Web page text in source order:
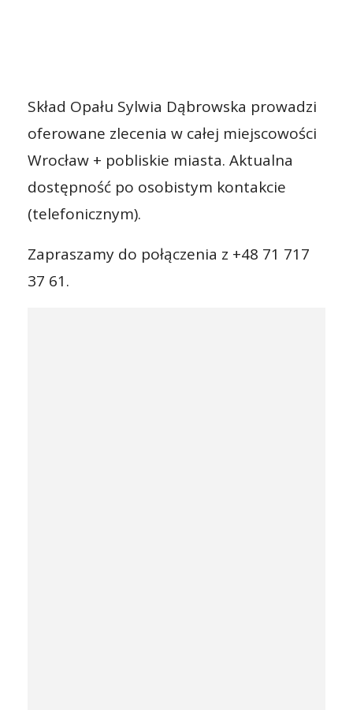
Skład Opału Sylwia Dąbrowska prowadzi
oferowane zlecenia w całej miejscowości
Wrocław + pobliskie miasta. Aktualna
dostępność po osobistym kontakcie
(telefonicznym).
Zapraszamy do połączenia z +48 71 717
37 61.